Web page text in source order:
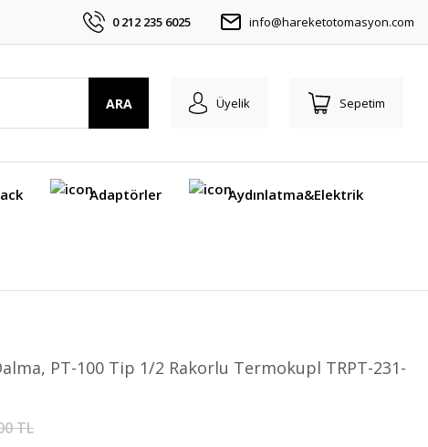
0 212 235 6025 info@hareketotomasyon.com
ARA Üyelik Sepetim
Adaptörler Aydınlatma&Elektrik
PT-100 Tip 1/2 Rakorlu Termokupl TRPT-231-
TL